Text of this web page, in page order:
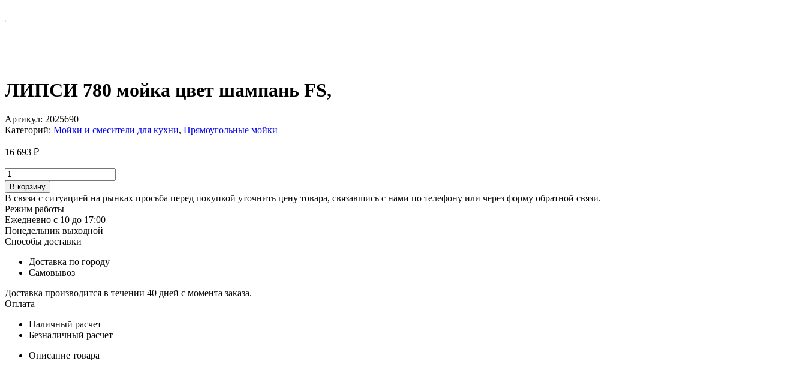
ЛИПСИ 780 мойка цвет шампань FS,
Артикул: 2025690
Категорий: Мойки и смесители для кухни, Прямоугольные мойки
16 693 ₽
Количество
товара
ЛИПСИ
780
мойка
цвет
шампань
FS,
В корзину
В связи с ситуацией на рынках просьба перед покупкой уточнить цену товара, связавшись с нами по телефону или через форму обратной связи.
Режим работы
Ежедневно с 10 до 17:00
Понедельник выходной
Способы доставки
Доставка по городу
Самовывоз
Доставка производится в течении 40 дней с момента заказа.
Оплата
Наличный расчет
Безналичный расчет
Описание товара